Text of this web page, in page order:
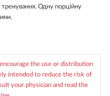
тренування. Одну порційну
the use or distribution
intended to reduce the risk of
your physician and read the